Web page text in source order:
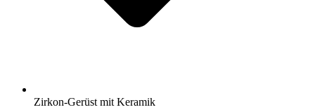
Zirkon-Gerüst mit Keramik